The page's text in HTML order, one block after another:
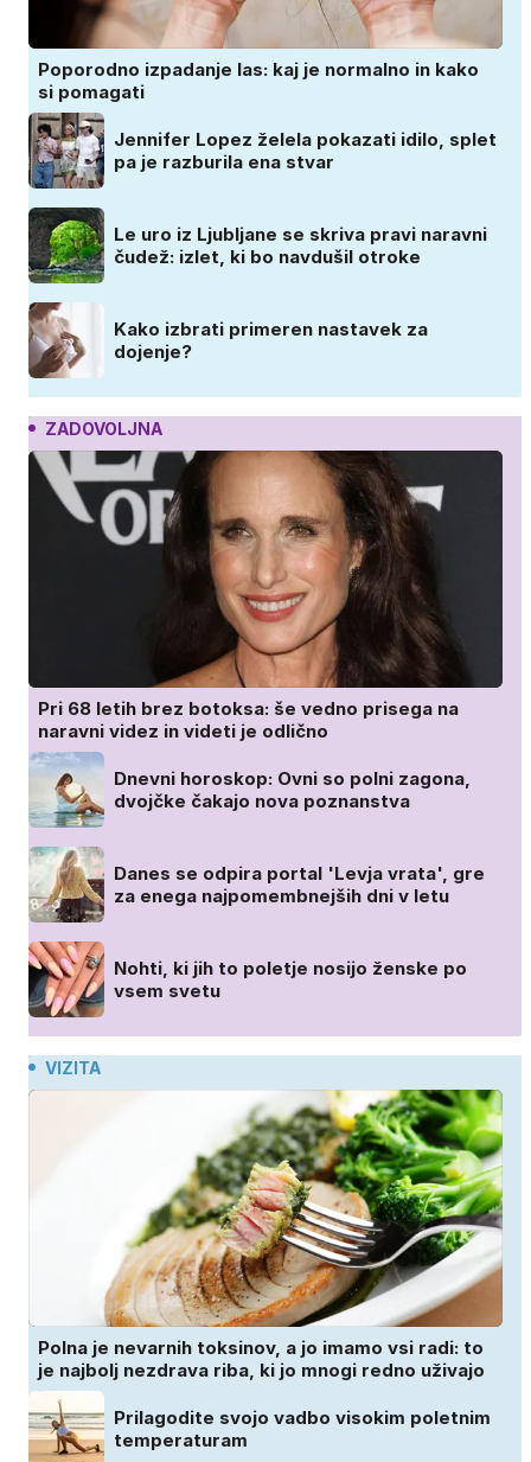
Poporodno izpadanje las: kaj je normalno in kako
si pomagati
Jennifer Lopez želela pokazati idilo, splet
pa je razburila ena stvar
Le uro iz Ljubljane se skriva pravi naravni
čudež: izlet, ki bo navdušil otroke
Kako izbrati primeren nastavek za
dojenje?
ZADOVOLJNA
Pri 68 letih brez botoksa: še vedno prisega na
naravni videz in videti je odlično
Dnevni horoskop: Ovni so polni zagona,
dvojčke čakajo nova poznanstva
Danes se odpira portal 'Levja vrata', gre
za enega najpomembnejših dni v letu
Nohti, ki jih to poletje nosijo ženske po
vsem svetu
VIZITA
Polna je nevarnih toksinov, a jo imamo vsi radi: to
je najbolj nezdrava riba, ki jo mnogi redno uživajo
Prilagodite svojo vadbo visokim poletnim
temperaturam